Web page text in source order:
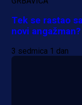
Tek se rastao
novi angažman?
3 sedmica 1 dan